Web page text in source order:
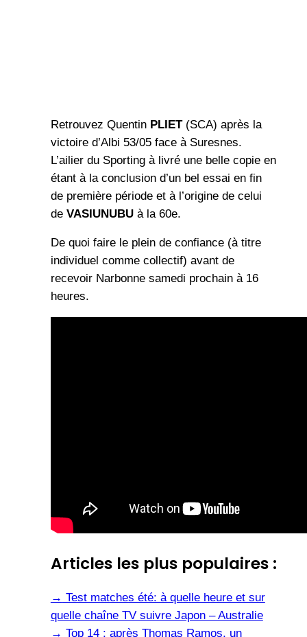
Retrouvez Quentin PLIET (SCA) après la
victoire d’Albi 53/05 face à Suresnes.
L’ailier du Sporting à livré une belle copie en
étant à la conclusion d’un bel essai en fin
de première période et à l’origine de celui
de VASIUNUBU à la 60e.
De quoi faire le plein de confiance (à titre
individuel comme collectif) avant de
recevoir Narbonne samedi prochain à 16
heures.
Articles les plus populaires :
→ Test matches été: à quelle heure et sur
quelle chaîne TV suivre Japon – Australie
→ Top 14 : après Thomas Ramos, un